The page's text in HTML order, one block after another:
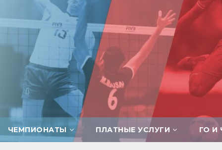
ЧЕМПИОНАТЫ ПЛАТНЫЕ УСЛУГИ ГО И